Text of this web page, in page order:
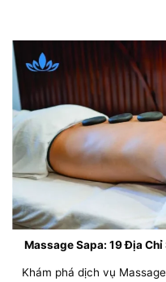
Massage Sapa: 19 Địa
Khám phá dịch vụ